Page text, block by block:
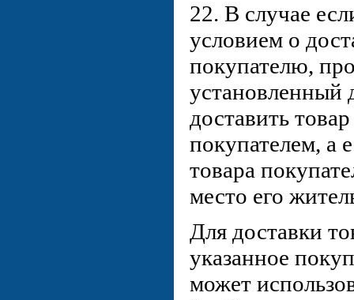
22. В случае
условием о
покупателю,
установленный
доставить
покупателем, а
товара
место его
Для доставки
указанное
может